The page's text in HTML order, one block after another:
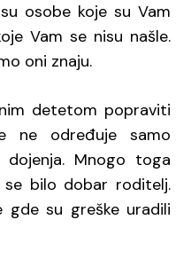
osobe koje su Vam
Vam se nisu našle.
oni znaju.
detetom popraviti
ne određuje samo
dojenja. Mnogo toga
bilo dobar roditelj.
su greške uradili